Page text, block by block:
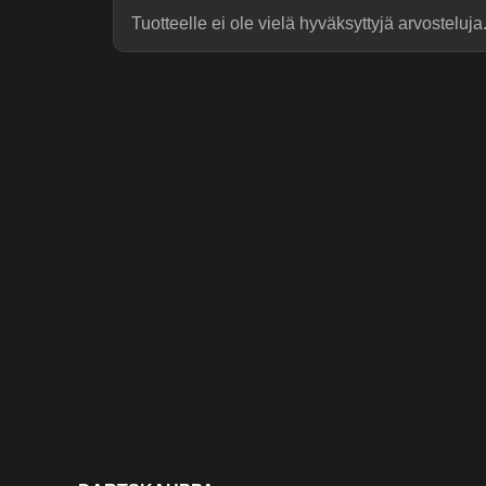
Tuotteelle ei ole vielä hyväksyttyjä arvosteluja.